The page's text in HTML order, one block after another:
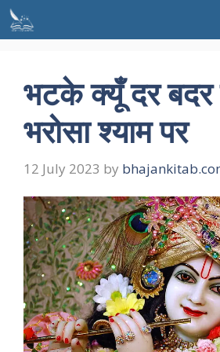
Skip
to
भटके क्यूँ दर
भरोसा श्याम पर
12 July 2023 by